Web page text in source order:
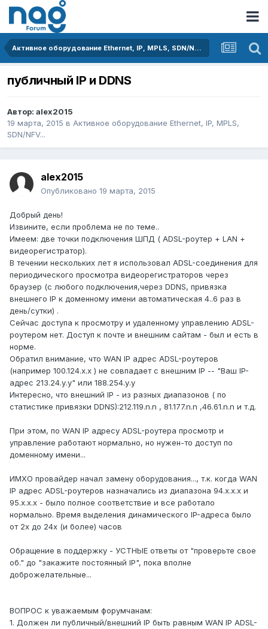
Активное оборудование Ethernet, IP, MPLS, SDN/NFV...
публичный IP и DDNS
Автор: alex2015
19 марта, 2015 в Активное оборудование Ethernet, IP, MPLS,
SDN/NFV...
alex2015
Опубликовано 19 марта, 2015
Добрый день!
Извините, если проблема не по теме..
Имеем: две точки подключения ШПД ( ADSL-роутер + LAN +
видеорегистратор).
В течении нескольких лет я использовал ADSL-соединения для
периодического просмотра видеорегистраторов через
браузер (с любого подключения,через DDNS, привязка
внешнего IP к доменному имени автоматическая 4..6 раз в
день/сутки) .
Сейчас доступа к просмотру и удаленному управлению ADSL-
роутером нет. Доступ к почте и внешним сайтам - был и есть в
норме.
Обратил внимание, что WAN IP адрес ADSL-роутеров
(например 100.124.х.х ) не совпадает с внешним IP -- "Ваш IP-
адрес 213.24.у.у" или 188.254.у.у
Интересно, что внешний IP - из разных диапазонов ( по
статистике привязки DDNS):212.119.n.n , 81.177.n.n ,46.61.n.n и т.д.
При этом, по WAN IP адресу ADSL-роутера просмотр и
управление работают нормально, но нужен-то доступ по
доменному имени...
ИМХО провайдер начал замену оборудования..., т.к. когда WAN
IP адрес ADSL-роутеров назначались из диапазона 94.х.х.х и
95.х.х.х - было полное соответствие и все работало
нормально. Время выделения динамического IP-адреса было
от 2х до 24х (и более) часов
Обращение в поддержку - УСТНЫЕ ответы от "проверьте свое
об." до "закажите постоянный IP", пока вполне
доброжелательные...
ВОПРОС к уважаемым форумчанам:
1. Должен ли публичный/внешний IP быть равным WAN IP ADSL-